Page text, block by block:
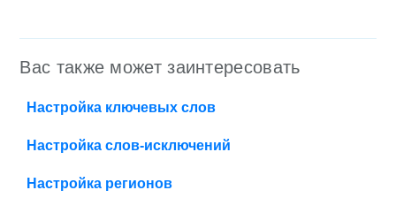
Вас также может заинтересовать
Настройка ключевых слов
Настройка слов-исключений
Настройка регионов